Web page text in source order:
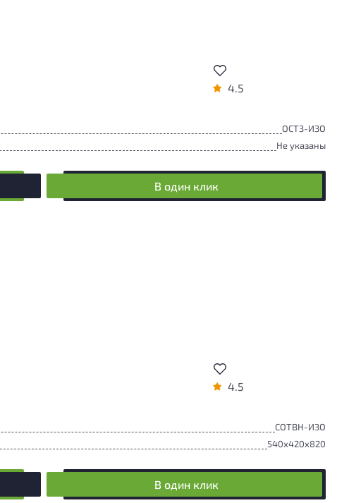
4.5
ОСТЗ-ИЗО
Не указаны
В один клик
4.5
СОТВН-ИЗО
540x420x820
В один клик